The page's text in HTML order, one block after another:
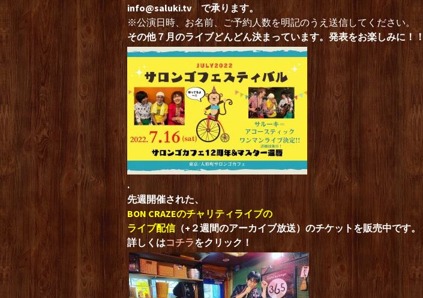
info@saluki.tvで承ります。
※公演日時、お名前、ご予約人数を明記のうえ送信してください。
その他７月のライブどんどん決まっています。発表をお楽しみに！！
.
先週開催された、
BON CRAZEのチャリティライブの
ライブ配信（+２週間のアーカイブ放送）のチケットを販売中です。
詳しくはコチラをクリック！